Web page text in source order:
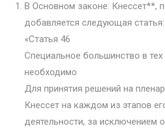
В Основном законе: Кнессет**,
добавляется следующая статья:
«Статья 46
Специальное большинство в тех
необходимо
Для принятия решений на
Кнессет на каждом из этапов
деятельности, за исключением